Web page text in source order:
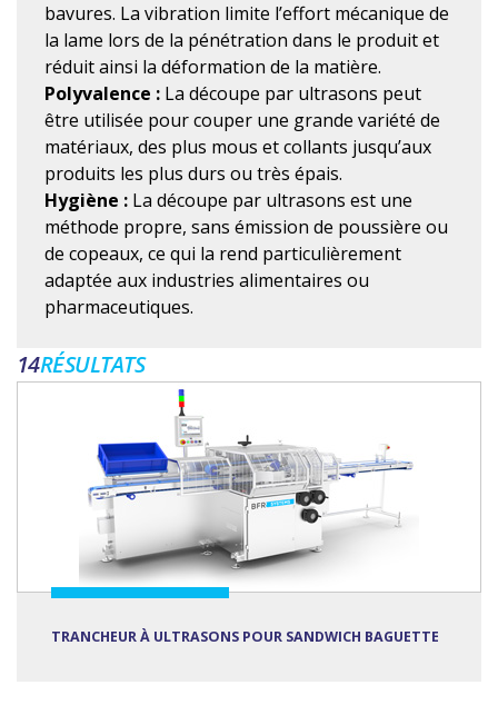
bavures. La vibration limite l’effort mécanique de
la lame lors de la pénétration dans le produit et
réduit ainsi la déformation de la matière.
Polyvalence : La découpe par ultrasons peut
être utilisée pour couper une grande variété de
matériaux, des plus mous et collants jusqu’aux
produits les plus durs ou très épais.
Hygiène : La découpe par ultrasons est une
méthode propre, sans émission de poussière ou
de copeaux, ce qui la rend particulièrement
adaptée aux industries alimentaires ou
pharmaceutiques.
14RÉSULTATS
TRANCHEUR À ULTRASONS POUR SANDWICH BAGUETTE